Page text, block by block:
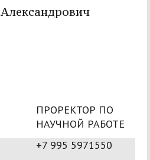
Александрович
ПРОРЕКТОР ПО
НАУЧНОЙ РАБОТЕ
+7 995 5971550